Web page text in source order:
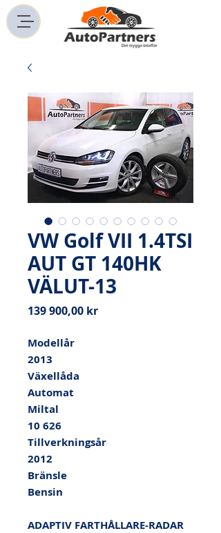
VW Golf VII 1.4TSI
AUT GT 140HK
VÄLUT-13
139 900,00 krPris
Modellår
2013
Växellåda
Automat
Miltal
10 626
Tillverkningsår
2012
Bränsle
Bensin
ADAPTIV FARTHÅLLARE-RADAR